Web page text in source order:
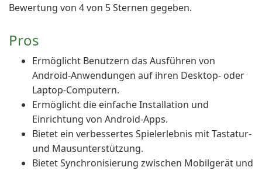
Bewertung von 4 von 5 Sternen gegeben.
Pros
Ermöglicht Benutzern das Ausführen von
Android-Anwendungen auf ihren Desktop- oder
Laptop-Computern.
Ermöglicht die einfache Installation und
Einrichtung von Android-Apps.
Bietet ein verbessertes Spielerlebnis mit Tastatur-
und Mausunterstützung.
Bietet Synchronisierung zwischen Mobilgerät und